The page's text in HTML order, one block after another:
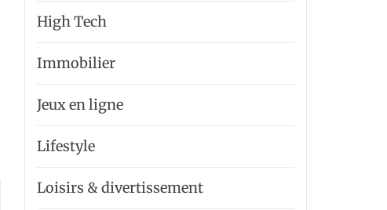
High Tech
Immobilier
Jeux en ligne
Lifestyle
Loisirs & divertissement